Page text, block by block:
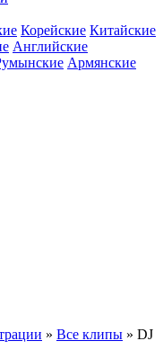
Корейские Китайские
Английские
Армянские
» Все клипы » DJ